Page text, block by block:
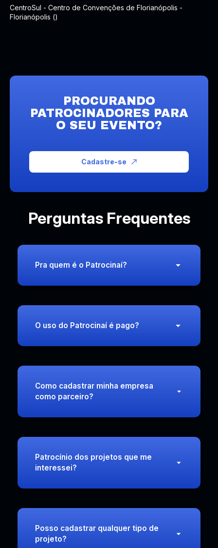
CentroSul - Centro de Convenções de Florianópolis -
Florianópolis ()
PROCURANDO
PATROCINADORES PARA
O SEU EVENTO?
Cadastre-se
Perguntas Frequentes
Pra quem é o Patrocinaí?
O uso do Patrocinaí é pago?
Como cadastrar minha empresa
como parceiro?
Patrocínio dos projetos que me
interessei?
Posso cadastrar qualquer tipo de
projeto?